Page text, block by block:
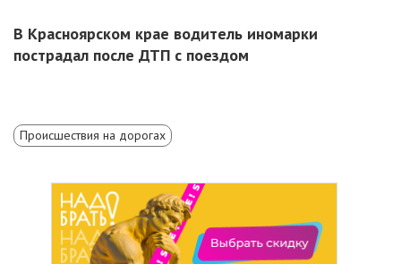
В Красноярском крае водитель иномарки
пострадал после ДТП с поездом
Происшествия на дорогах